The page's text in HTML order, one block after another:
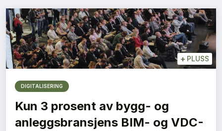
Bærekraft
Digitalisering
Eiendom
Øvrige
Tips redaksjonen
+ PLUSS
DIGITALISERING
Kun 3 prosent av bygg- og
anleggsbransjens BIM- og VDC-